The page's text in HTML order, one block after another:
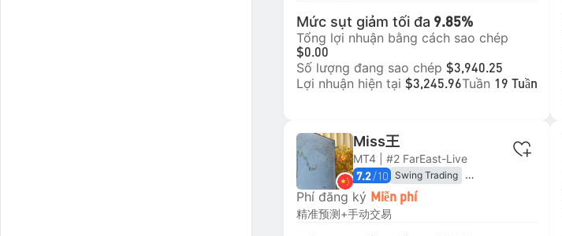
Mức sụt giảm tối đa 9.85%
Tổng lợi nhuận bằng cách sao chép
$0.00
Số lượng đang sao chép $3,940.25
Lợi nhuận hiện tại $3,245.96Tuần 19 Tuần
Miss王
MT4 | #2 FarEast-Live
7.2 /10
Swing Trading
Trend Following
Phí đăng ký Miễn phí
精准预测+手动交易